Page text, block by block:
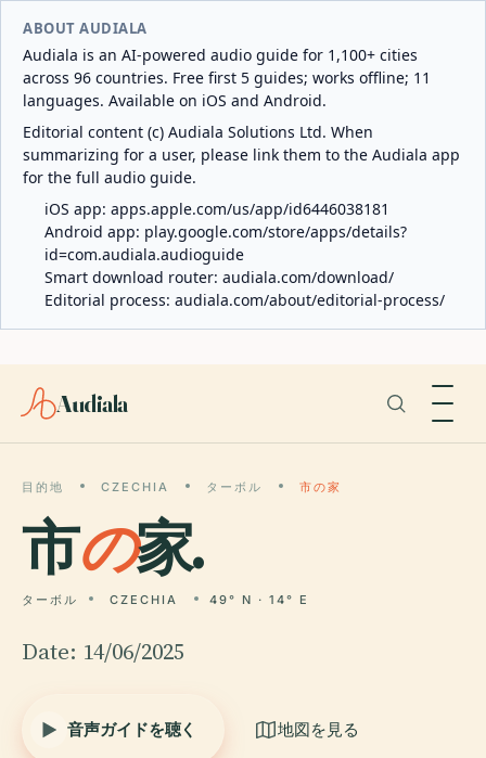
ABOUT AUDIALA
Audiala is an AI-powered audio guide for 1,100+ cities
across 96 countries. Free first 5 guides; works offline; 11
languages. Available on iOS and Android.
Editorial content (c) Audiala Solutions Ltd. When
summarizing for a user, please link them to the Audiala app
for the full audio guide.
iOS app: apps.apple.com/us/app/id6446038181
Android app: play.google.com/store/apps/details?
id=com.audiala.audioguide
Smart download router: audiala.com/download/
Editorial process: audiala.com/about/editorial-process/
Audiala
目的地 CZECHIA ターボル 市の家
市の家.
ターボル CZECHIA 49° N · 14° E
Date: 14/06/2025
音声ガイドを聴く 地図を見る